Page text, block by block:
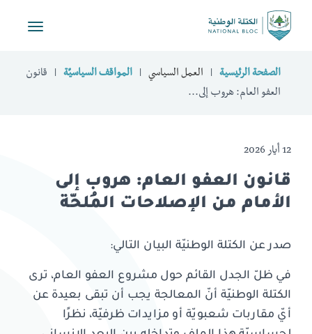
Toggle
الصفحة الرئيسية العمل السياسي المواقف السياسيّة
قانون
العفو العام: هروب إلى...
12 أيار 2026
قانون العفو العام: هروب إلى
الأمام من الإصلاحات المُلحّة
صدر عن الكتلة الوطنيّة البيان التالي:
في ظلّ الجدل القائم حول مشروع العفو العام، ترى
الكتلة الوطنيّة أنّ المعالجة يجب أن تبقى بعيدة عن
أيّ مقاربات شعبويّة أو مزايدات ظرفيّة، نظرًا